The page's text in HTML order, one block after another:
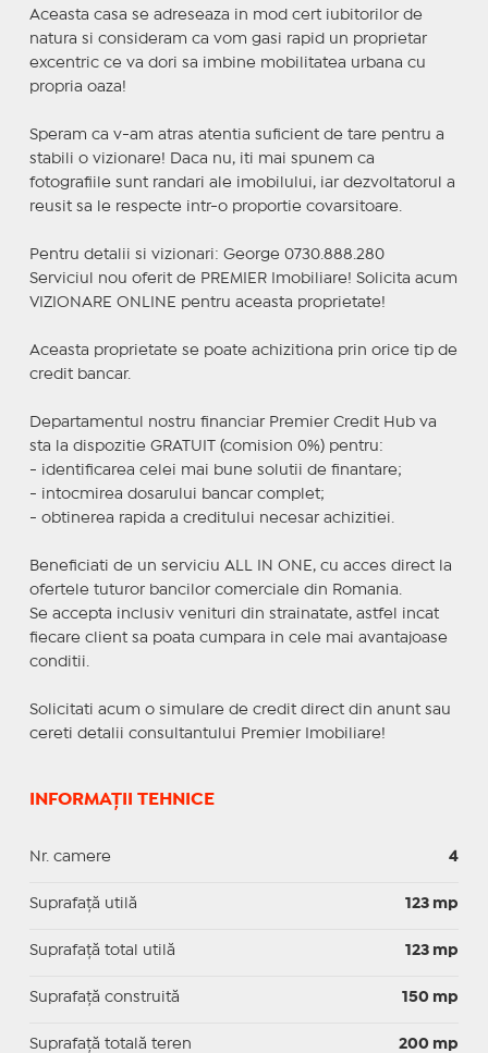
Aceasta casa se adreseaza in mod cert iubitorilor de
natura si consideram ca vom gasi rapid un proprietar
excentric ce va dori sa imbine mobilitatea urbana cu
propria oaza!
Speram ca v-am atras atentia suficient de tare pentru a
stabili o vizionare! Daca nu, iti mai spunem ca
fotografiile sunt randari ale imobilului, iar dezvoltatorul a
reusit sa le respecte intr-o proportie covarsitoare.
Pentru detalii si vizionari: George 0730.888.280
Serviciul nou oferit de PREMIER Imobiliare! Solicita acum
VIZIONARE ONLINE pentru aceasta proprietate!
Aceasta proprietate se poate achizitiona prin orice tip de
credit bancar.
Departamentul nostru financiar Premier Credit Hub va
sta la dispozitie GRATUIT (comision 0%) pentru:
- identificarea celei mai bune solutii de finantare;
- intocmirea dosarului bancar complet;
- obtinerea rapida a creditului necesar achizitiei.
Beneficiati de un serviciu ALL IN ONE, cu acces direct la
ofertele tuturor bancilor comerciale din Romania.
Se accepta inclusiv venituri din strainatate, astfel incat
fiecare client sa poata cumpara in cele mai avantajoase
conditii.
Solicitati acum o simulare de credit direct din anunt sau
cereti detalii consultantului Premier Imobiliare!
INFORMAȚII TEHNICE
Nr. camere 4
Suprafaţă utilă 123 mp
Suprafaţă total utilă 123 mp
Suprafaţă construită 150 mp
Suprafață totală teren 200 mp